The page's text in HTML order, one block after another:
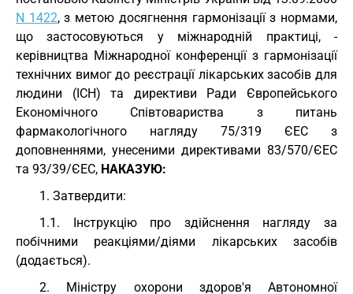
N 1422, з метою досягнення гармонізації з нормами,
що застосовуються у міжнародній практиці, -
керівництва Міжнародної конференції з гармонізації
технічних вимог до реєстрації лікарських засобів для
людини (ІСН) та директиви Ради Європейського
Економічного Співтовариства з питань
фармакологічного нагляду 75/319 ЄЕС з
доповненнями, унесеними директивами 83/570/ЄЕС
та 93/39/ЄЕС, НАКАЗУЮ:
1. Затвердити:
1.1. Інструкцію про здійснення нагляду за
побічними реакціями/діями лікарських засобів
(додається).
2. Міністру охорони здоров'я Автономної